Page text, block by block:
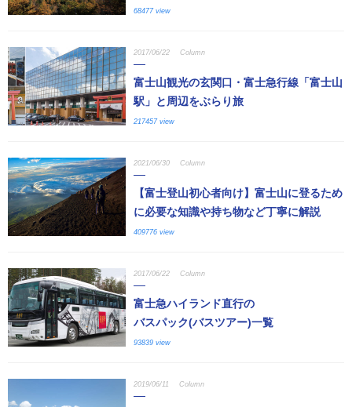
68477 view
2017/06/22 Column
富士山観光の玄関口・富士急行線「富士山
駅」と周辺をぶらり旅
217457 view
2021/06/30 Column
【富士登山初心者向け】富士山に登るため
に必要な知識や持ち物など丁寧に解説
409776 view
2017/06/22 Column
富士急ハイランド直行の
バスパック(バスツアー)一覧
93839 view
2019/06/11 Column